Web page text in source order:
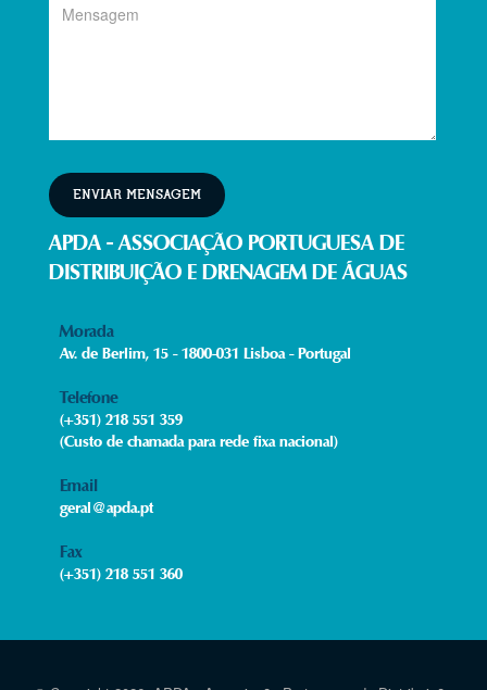
ENVIAR MENSAGEM
APDA - ASSOCIAÇÃO PORTUGUESA DE
DISTRIBUIÇÃO E DRENAGEM DE ÁGUAS
Morada
Av. de Berlim, 15 - 1800-031 Lisboa - Portugal
Telefone
(+351) 218 551 359
(Custo de chamada para rede fixa nacional)
Email
geral@apda.pt
Fax​
(+351) 218 551 360